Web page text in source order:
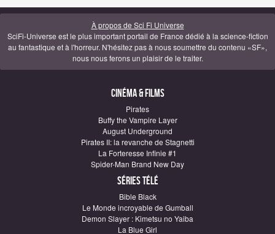
À propos de Sci Fi Universe
SciFi-Universe est le plus important portail de France dédié à la science-fiction
au fantastique et à l'horreur. N'hésitez pas à nous soumettre du contenu «SF»,
nous nous ferons un plaisir de le traiter.
Cinéma & Films
Pirates
Buffy the Vampire Layer
August Underground
Pirates II: la revanche de Stagnetti
La Forteresse Infinie #1
Spider-Man Brand New Day
Séries télé
Bible Black
Le Monde incroyable de Gumball
Demon Slayer : Kimetsu no Yaiba
La Blue Girl